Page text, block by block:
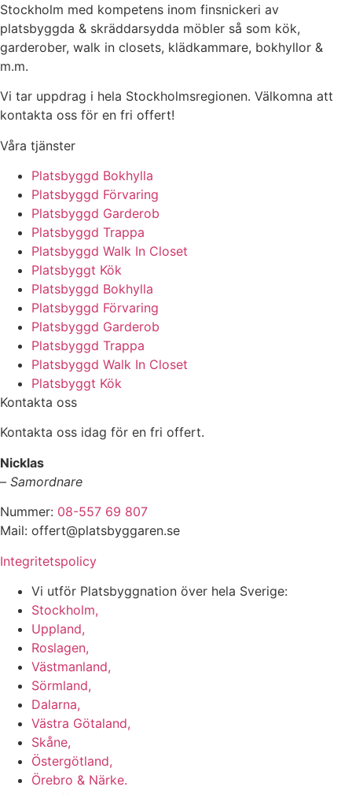
Stockholm med kompetens inom finsnickeri av
platsbyggda & skräddarsydda möbler så som kök,
garderober, walk in closets, klädkammare, bokhyllor &
m.m.
Vi tar uppdrag i hela Stockholmsregionen. Välkomna att
kontakta oss för en fri offert!
Våra tjänster
Platsbyggd Bokhylla
Platsbyggd Förvaring
Platsbyggd Garderob
Platsbyggd Trappa
Platsbyggd Walk In Closet
Platsbyggt Kök
Platsbyggd Bokhylla
Platsbyggd Förvaring
Platsbyggd Garderob
Platsbyggd Trappa
Platsbyggd Walk In Closet
Platsbyggt Kök
Kontakta oss
Kontakta oss idag för en fri offert.
Nicklas
– Samordnare
Nummer: 08-557 69 807
Mail: offert@platsbyggaren.se
Integritetspolicy
Vi utför Platsbyggnation över hela Sverige:
Stockholm,
Uppland,
Roslagen,
Västmanland,
Sörmland,
Dalarna,
Västra Götaland,
Skåne,
Östergötland,
Örebro & Närke.